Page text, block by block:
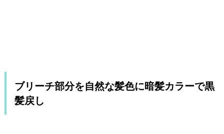
ブリーチ部分を自然な髪色に暗髪カラーで黒
髪戻し